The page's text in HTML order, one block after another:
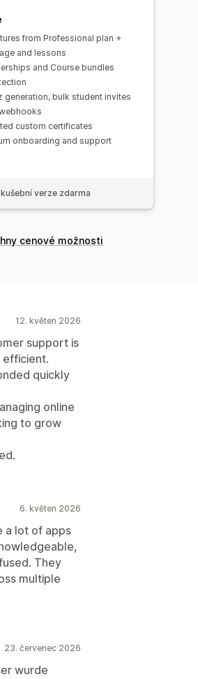
from Professional plan +
and lessons
and Course bundles
generation, bulk student invites
custom certificates
onboarding and support
verze zdarma
cenové možnosti
12. květen 2026
support is
quickly
online
to grow
6. květen 2026
a lot of apps
They
multiple
23. červenec 2026
wurde